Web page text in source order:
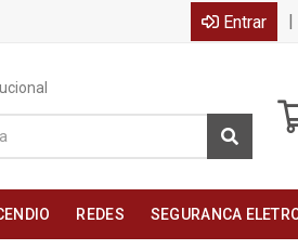
Entrar |
REDES SEGURANCA